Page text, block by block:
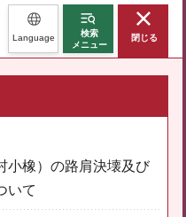
Language
検索
メニュー
閉じる
小橡）の路肩決壊及び
いて